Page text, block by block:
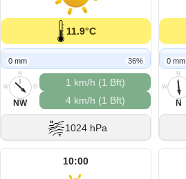
11.9°C
0 mm 36%
N
O
S
W
NW
1 km/h (1 Bft)
4 km/h (1 Bft)
1024 hPa
0 mm
N
S
W
N
10:00